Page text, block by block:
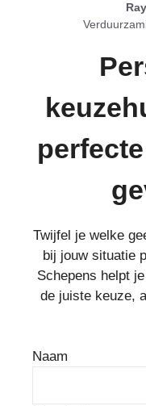
Twijfel je welke
bij jouw situatie
Schepens helpt
de juiste keuze,
Naam